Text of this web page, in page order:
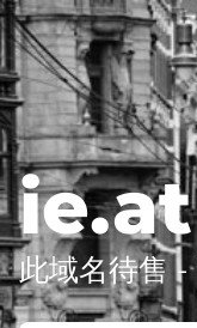
ie.at
此域名待售